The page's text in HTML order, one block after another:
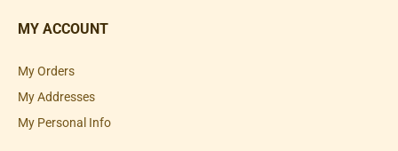
MY ACCOUNT
My Orders
My Addresses
My Personal Info